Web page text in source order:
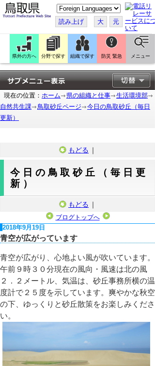
こ
の
ペ
ー
ジ
翻
訳
す
る
読み上げ 大 元
県外の方へ 分野で探す 組織で探す 防災 緊急 メニュー
現在の位置： ホーム 県の組織と仕事
生活環境部
自然共生課
鳥取砂丘ページ
今日の鳥取砂丘（毎日
更新）
もどる ｜
今日の鳥取砂丘（毎日更
新）
もどる ｜
ブログトップへ
2018年9月19日
青空が広がっています
青空が広がり、心地よい風が吹いています。
午前９時３０分現在の風向・風速は北の風
２．２メートル、気温は、砂丘事務所横の温
度計で２５度を示しています。爽やかな秋空
の下、ゆっくりと砂丘散策をお楽しみくださ
い。